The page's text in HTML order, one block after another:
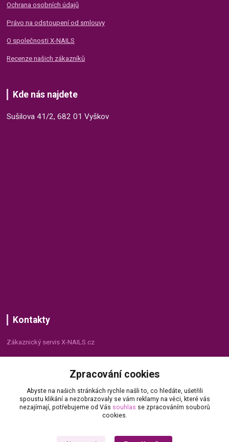
Ochrana osobních údajů
Právo na odstoupení od smlouvy
O společnosti X-NAILS
Recenze našich zákazníků
Kde nás najdete
Sušilova 41/2, 682 01 Vyškov
Kontakty
Zákaznický servis X-NAILS.cz
+420 735 055 075
(Po - Pá, 8 - 16 hod.)
info@x-nails.cz
Zpracování cookies
Abyste na našich stránkách rychle našli to, co hledáte, ušetřili
spoustu klikání a nezobrazovaly se vám reklamy na věci, které vás
nezajímají, potřebujeme od Vás souhlas se zpracováním souborů
cookies.